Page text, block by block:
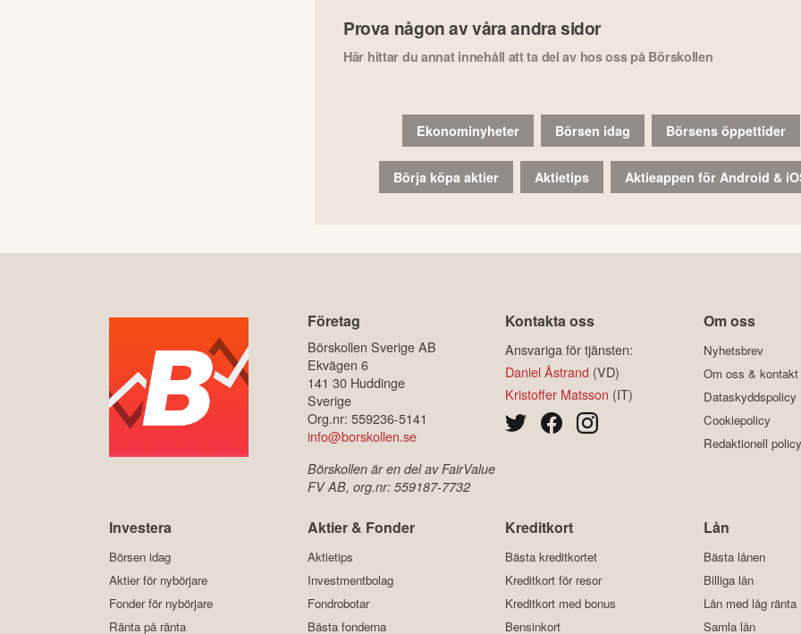
Prova någon av våra andra sidor
Här hittar du annat innehåll att ta del av hos oss på Börskollen
Ekonominyheter Börsen idag Börsens öppettider
Börja köpa aktier Aktietips Aktieappen för Android &
Företag
Börskollen Sverige AB
Ekvägen 6
141 30 Huddinge
Sverige
Org.nr: 559236-5141
info@borskollen.se
Börskollen är en del av FairValue
FV AB, org.nr: 559187-7732
Kontakta oss
Ansvariga för tjänsten:
Daniel Åstrand (VD)
Kristoffer Matsson (IT)
Om oss
Nyhetsbrev
Om oss & kontakt
Dataskyddspolicy
Cookiepolicy
Redaktionell policy
Investera
Börsen idag
Aktier för nybörjare
Fonder för nybörjare
Ränta på ränta
Aktier & Fonder
Aktietips
Investmentbolag
Fondrobotar
Bästa fonderna
Kreditkort
Bästa kreditkortet
Kreditkort för resor
Kreditkort med bonus
Bensinkort
Lån
Bästa lånen
Billiga lån
Lån med låg ränta
Samla lån